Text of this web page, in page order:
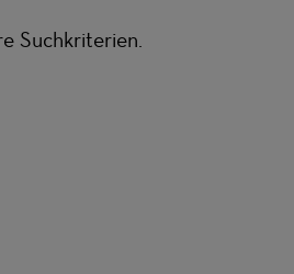
Suchkriterien.